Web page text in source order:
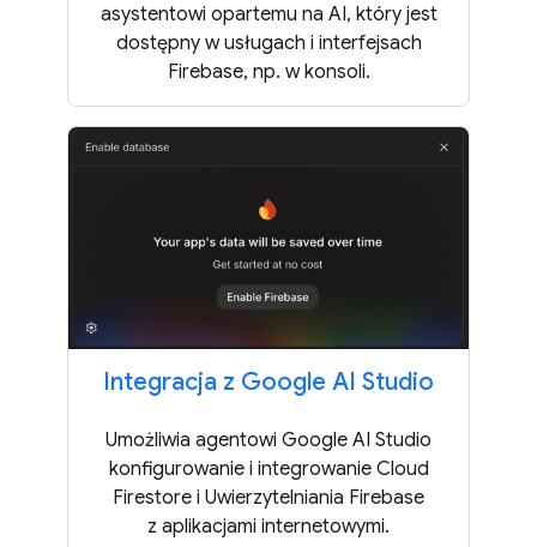
asystentowi opartemu na AI, który jest
dostępny w usługach i interfejsach
Firebase, np. w konsoli.
Integracja z Google AI Studio
Umożliwia agentowi Google AI Studio
konfigurowanie i integrowanie Cloud
Firestore i Uwierzytelniania Firebase
z aplikacjami internetowymi.